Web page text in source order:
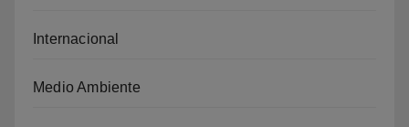
Internacional
Medio Ambiente